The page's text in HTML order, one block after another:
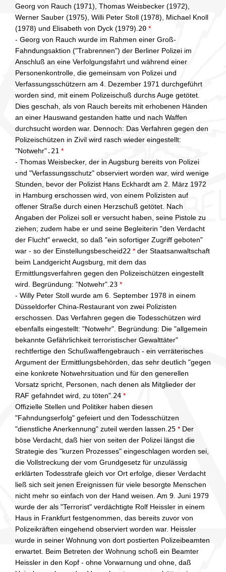
Georg von Rauch (1971), Thomas Weisbecker (1972),
Werner Sauber (1975), Willi Peter Stoll (1978), Michael Knoll
(1978) und Elisabeth von Dyck (1979).20 *
- Georg von Rauch wurde im Rahmen einer Groß-
Fahndungsaktion ("Trabrennen") der Berliner Polizei im
Anschluß an eine Verfolgungsfahrt und während einer
Personenkontrolle, die gemeinsam von Polizei und
Verfassungsschützern am 4. Dezember 1971 durchgeführt
worden sind, mit einem Polizeischuß durchs Auge getötet.
Dies geschah, als von Rauch bereits mit erhobenen Händen
an einer Hauswand gestanden hatte und nach Waffen
durchsucht worden war. Dennoch: Das Verfahren gegen den
Polizeischützen in Zivil wird rasch wieder eingestellt:
"Notwehr".21 *
- Thomas Weisbecker, der in Augsburg bereits von Polizei
und "Verfassungsschutz" observiert worden war, wird wenige
Stunden, bevor der Polizist Hans Eckhardt am 2. März 1972
in Hamburg erschossen wird, von einem Polizisten auf
offener Straße durch einen Herzschuß getötet. Nach
Angaben der Polizei soll er versucht haben, seine Pistole zu
ziehen; zudem habe er und seine Begleiterin "den Verdacht
der Flucht" erweckt, so daß "ein sofortiger Zugriff geboten"
war - so der Einstellungsbescheid22 * der Staatsanwaltschaft
beim Landgericht Augsburg, mit dem das
Ermittlungsverfahren gegen den Polizeischützen eingestellt
wird. Begründung: "Notwehr".23 *
- Willy Peter Stoll wurde am 6. September 1978 in einem
Düsseldorfer China-Restaurant von zwei Polizisten
erschossen. Das Verfahren gegen die Todesschützen wird
ebenfalls eingestellt: "Notwehr". Begründung: Die "allgemein
bekannte Gefährlichkeit terroristischer Gewalttäter"
rechtfertige den Schußwaffengebrauch - ein verräterisches
Argument der Ermittlungsbehörden, das sehr deutlich "gegen
eine konkrete Notwehrsituation und für den generellen
Vorsatz spricht, Personen, nach denen als Mitglieder der
RAF gefahndet wird, zu töten".24 *
Offizielle Stellen und Politiker haben diesen
"Fahndungserfolg" gefeiert und den Todesschützen
"dienstliche Anerkennung" zuteil werden lassen.25 * Der
böse Verdacht, daß hier von seiten der Polizei längst die
Strategie des "kurzen Prozesses" eingeschlagen worden sei,
die Vollstreckung der vom Grundgesetz für unzulässig
erklärten Todesstrafe gleich vor Ort erfolge, dieser Verdacht
ließ sich seit jenen Ereignissen für viele besorgte Menschen
nicht mehr so einfach von der Hand weisen. Am 9. Juni 1979
wurde der als "Terrorist" verdächtigte Rolf Heissler in einem
Haus in Frankfurt festgenommen, das bereits zuvor von
Polizeikräften eingehend observiert worden war. Heissler
wurde in seiner Wohnung von dort postierten Polizeibeamten
erwartet. Beim Betreten der Wohnung schoß ein Beamter
Heissler in den Kopf - ohne Vorwarnung und ohne, daß